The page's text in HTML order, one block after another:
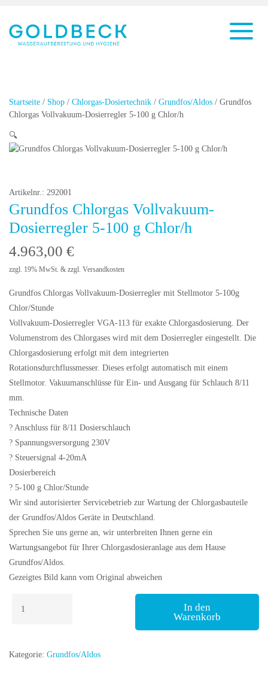
Startseite / Shop / Chlorgas-Dosiertechnik / Grundfos/Aldos / Grundfos
Chlorgas Vollvakuum-Dosierregler 5-100 g Chlor/h
🔍
Artikelnr.: 292001
Grundfos Chlorgas Vollvakuum-
Dosierregler 5-100 g Chlor/h
4.963,00 €
zzgl. 19% MwSt. & zzgl. Versandkosten
Grundfos Chlorgas Vollvakuum-Dosierregler mit Stellmotor 5-100g
Chlor/Stunde
Vollvakuum-Dosierregler VGA-113 für exakte Chlorgasdosierung. Der
Volumenstrom des Chlorgases wird mit dem Dosierregler eingestellt. Die
Chlorgasdosierung erfolgt mit dem integrierten
Rotationsdurchflussmesser. Dieses erfolgt automatisch mit einem
Stellmotor. Vakuumanschlüsse für Ein- und Ausgang für Schlauch 8/11
mm.
Technische Daten
? Anschluss für 8/11 Dosierschlauch
? Spannungsversorgung 230V
? Steuersignal 4-20mA
Dosierbereich
? 5-100 g Chlor/Stunde
Wir sind autorisierter Servicebetrieb zur Wartung der Chlorgasbauteile
der Grundfos/Aldos Geräte in Deutschland.
Sprechen Sie uns gerne an, wir unterbreiten Ihnen gerne ein
Wartungsangebot für Ihrer Chlorgasdosieranlage aus dem Hause
Grundfos/Aldos.
Gezeigtes Bild kann vom Original abweichen
Chlorgas
5-
In den
Warenkorb
Kategorie: Grundfos/Aldos